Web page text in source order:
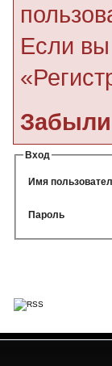
Если вы
Вход
Имя
Пароль